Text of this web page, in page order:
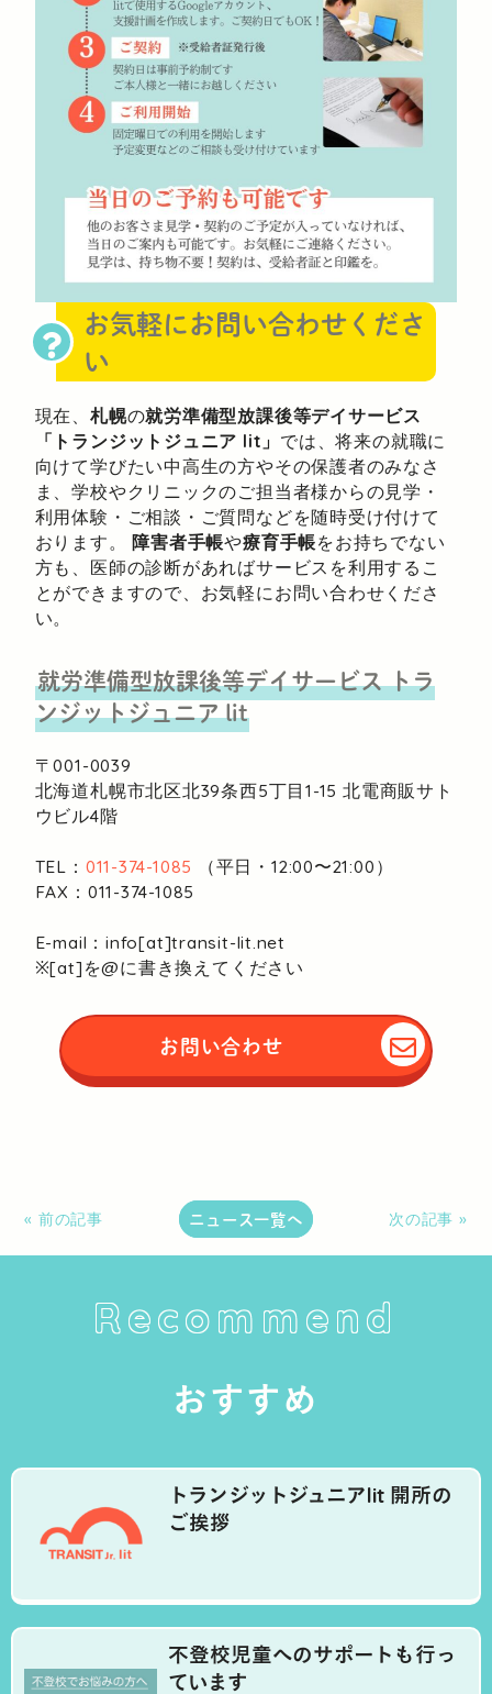
お気軽にお問い合わせくださ
い
現在、 札幌の就労準備型放課後等デイサービス
「トランジットジュニア lit」 では、将来の就職に
向けて学びたい中高生の方やその保護者のみなさ
ま、学校やクリニックのご担当者様からの見学・
利用体験・ご相談・ご質問などを随時受け付けて
おります。障害者手帳や療育手帳をお持ちでない
方も、医師の診断があればサービスを利用するこ
とができますので、お気軽にお問い合わせくださ
い。
就労準備型放課後等デイサービストラ
ンジットジュニア lit
〒001-0039
北海道札幌市北区北39条西5丁目1-15 北電商販サト
ウビル4階
TEL： 011-374-1085
（平日・12:00〜21:00）
FAX：011-374-1085
E-mail：info[at]transit-lit.net
※[at]を@に書き換えてください
お問い合わせ
« 前の記事 ニュース一覧へ 次の記事 »
Recommend
おすすめ
トランジットジュニアlit 開所の
ご挨拶
不登校児童へのサポートも行っ
ています